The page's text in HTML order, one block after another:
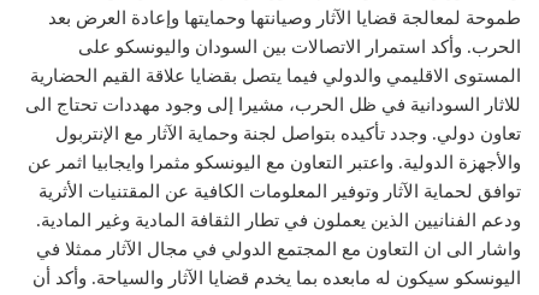
طموحة لمعالجة قضايا الآثار وصيانتها وحمايتها وإعادة العرض بعد
الحرب. وأكد استمرار الاتصالات بين السودان واليونسكو على
المستوى الاقليمي والدولي فيما يتصل بقضايا علاقة القيم الحضارية
للاثار السودانية في ظل الحرب، مشيرا إلى وجود مهددات تحتاج الى
تعاون دولي. وجدد تأكيده بتواصل لجنة وحماية الآثار مع الإنتربول
والأجهزة الدولية. واعتبر التعاون مع اليونسكو مثمرا وايجابيا اثمر عن
توافق لحماية الآثار وتوفير المعلومات الكافية عن المقتنيات الأثرية
ودعم الفنانيين الذين يعملون في تطار الثقافة المادية وغير المادية.
واشار الى ان التعاون مع المجتمع الدولي في مجال الآثار ممثلا في
اليونسكو سيكون له مابعده بما يخدم قضايا الآثار والسياحة. وأكد أن